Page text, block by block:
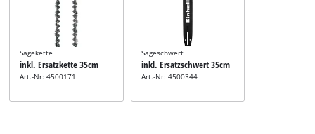
Sägekette
inkl. Ersatzkette 35cm
Art.-Nr: 4500171
Sägeschwert
inkl. Ersatzschwert 35cm
Art.-Nr: 4500344